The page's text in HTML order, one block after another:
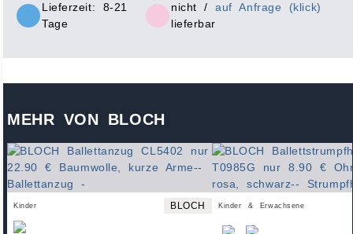
Lieferzeit: 8-21
Tage
nicht /auf Anfrage (klick)
lieferbar
MEHR VON BLOCH
Kinder BLOCH Kinder & Erwachsene